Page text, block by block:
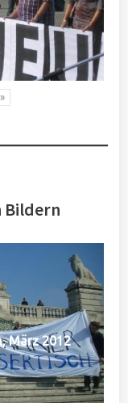
»
Bildern
März 2012